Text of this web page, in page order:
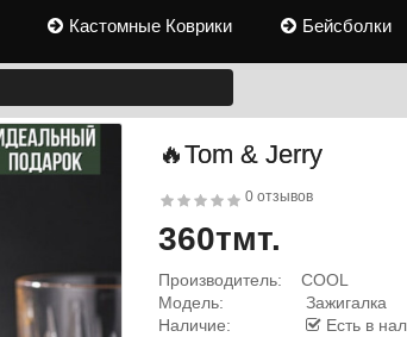
Кастомные Коврики Бейсболки
🔥Tom & Jerry
0 отзывов
360тмт.
Производитель:
COOL
Модель:
Зажигалка
Наличие:
Есть в